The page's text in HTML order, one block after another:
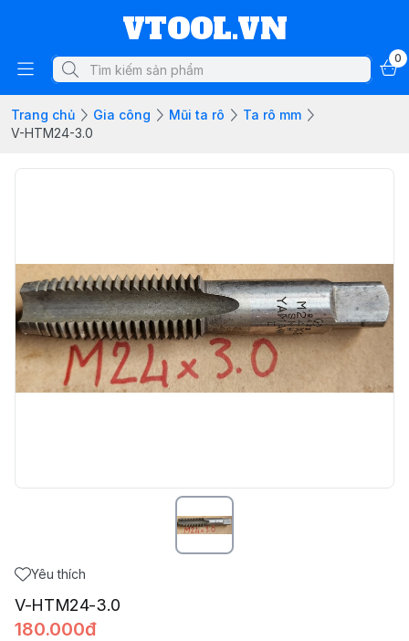
VTOOL.VN
0
Trang chủ Gia công Mũi ta rô
Ta rô mm
V-HTM24-3.0
Yêu thích
V-HTM24-3.0
180.000đ